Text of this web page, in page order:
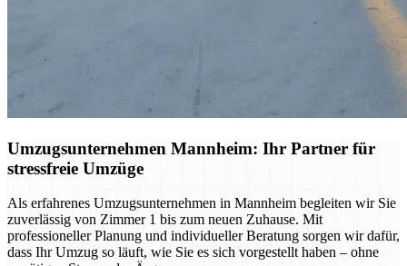
Umzugsunternehmen Mannheim: Ihr Partner für
stressfreie Umzüge
Als erfahrenes Umzugsunternehmen in Mannheim begleiten wir Sie
zuverlässig von Zimmer 1 bis zum neuen Zuhause. Mit
professioneller Planung und individueller Beratung sorgen wir dafür,
dass Ihr Umzug so läuft, wie Sie es sich vorgestellt haben – ohne